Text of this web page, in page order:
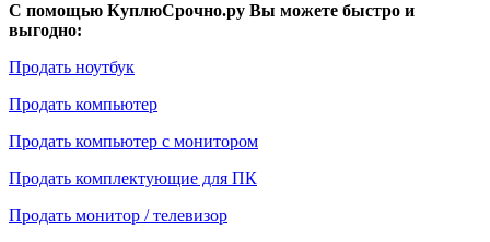
С помощью КуплюСрочно.ру Вы можете быстро и
выгодно:
Продать ноутбук
Продать компьютер
Продать компьютер с монитором
Продать комплектующие для ПК
Продать монитор / телевизор